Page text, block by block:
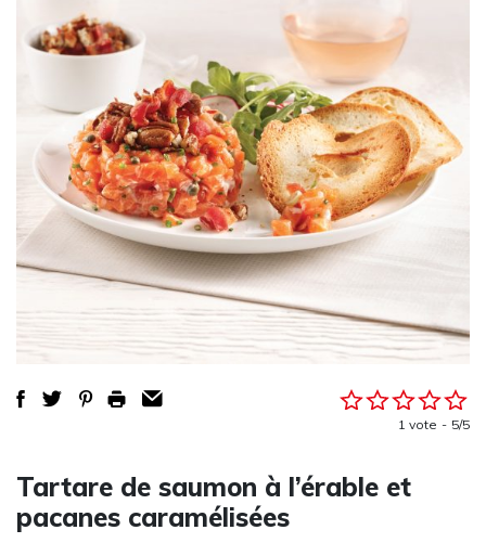
1 vote 5/5
Tartare de saumon à l’érable et
pacanes caramélisées